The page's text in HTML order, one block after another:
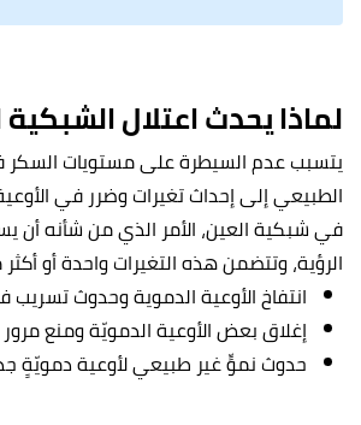
لماذا يحدث اعتلال
يتسبب عدم السيطرة على مستويات
الطبيعي إلى إحداث تغيرات وضرر في
في شبكية العين، الأمر الذي من شأنه أن
الرؤية، وتتضمن هذه التغيرات واحدة أو
انتفاخ الأوعية الدموية وحدوث تسريب
إغلاق بعض الأوعية الدمويّة ومنع
حدوث نموٍّ غير طبيعي لأوعية دمويّةٍ